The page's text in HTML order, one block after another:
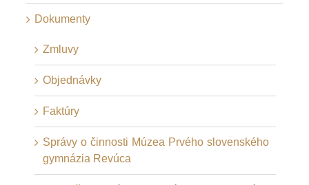
Dokumenty
Zmluvy
Objednávky
Faktúry
Správy o činnosti Múzea Prvého slovenského
gymnázia Revúca